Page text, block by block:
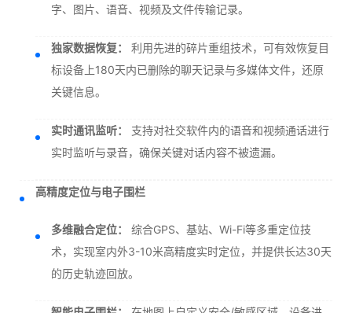
字、图片、语音、视频及文件传输记录。
独家数据恢复：
利用先进的碎片重组技术，可有效恢复目
标设备上180天内已删除的聊天记录与多媒体文件，还原
关键信息。
实时通讯监听：
支持对社交软件内的语音和视频通话进行
实时监听与录音，确保关键对话内容不被遗漏。
高精度定位与电子围栏
多维融合定位：
综合GPS、基站、Wi-Fi等多重定位技
术，实现室内外3-10米高精度实时定位，并提供长达30天
的历史轨迹回放。